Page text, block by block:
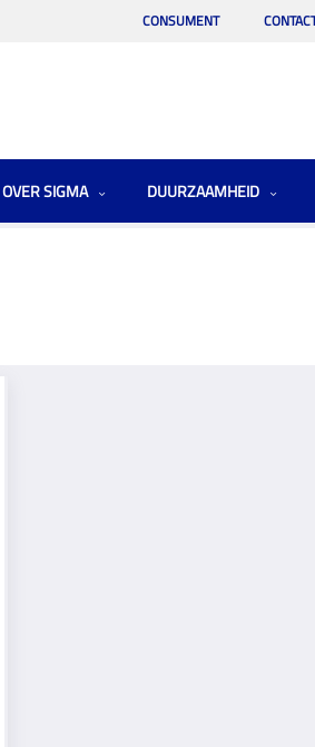
CONSUMENT
OVER SIGMA DUURZAAMHEID